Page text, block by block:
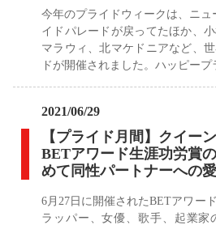
今年のプライドウィークは、ニュ
イドパレードが戻ってたほか、
マラウィ、北マケドニアなど、
ドが開催されました。ハッピープ
2021/06/29
【プライド月間】クイー
BETアワード生涯功労賞
めて同性パートナーへの
6月27日に開催されたBETアワー
ラッパー、女優、歌手、起業家